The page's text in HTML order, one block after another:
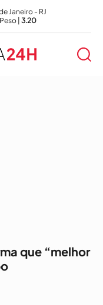
Janeiro - RJ
| 3.20
que “melhor